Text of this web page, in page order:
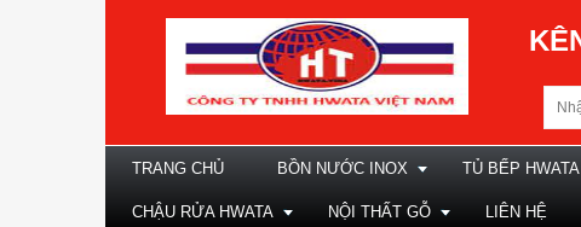
TRANG CHỦ BỒN NƯỚC INOX TỦ BẾP HWATA
CHẬU RỬA HWATA NỘI THẤT GỖ LIÊN HỆ